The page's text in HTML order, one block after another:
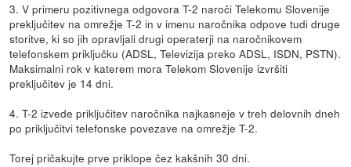
3. V primeru pozitivnega odgovora T-2 naroči Telekomu Slovenije
preključitev na omrežje T-2 in v imenu naročnika odpove tudi druge
storitve, ki so jih opravljali drugi operaterji na naročnikovem
telefonskem priključku (ADSL, Televizija preko ADSL, ISDN, PSTN).
Maksimalni rok v katerem mora Telekom Slovenije izvršiti
preključitev je 14 dni.
4. T-2 izvede priključitev naročnika najkasneje v treh delovnih dneh
po priključitvi telefonske povezave na omrežje T-2.
Torej pričakujte prve priklope čez kakšnih 30 dni.